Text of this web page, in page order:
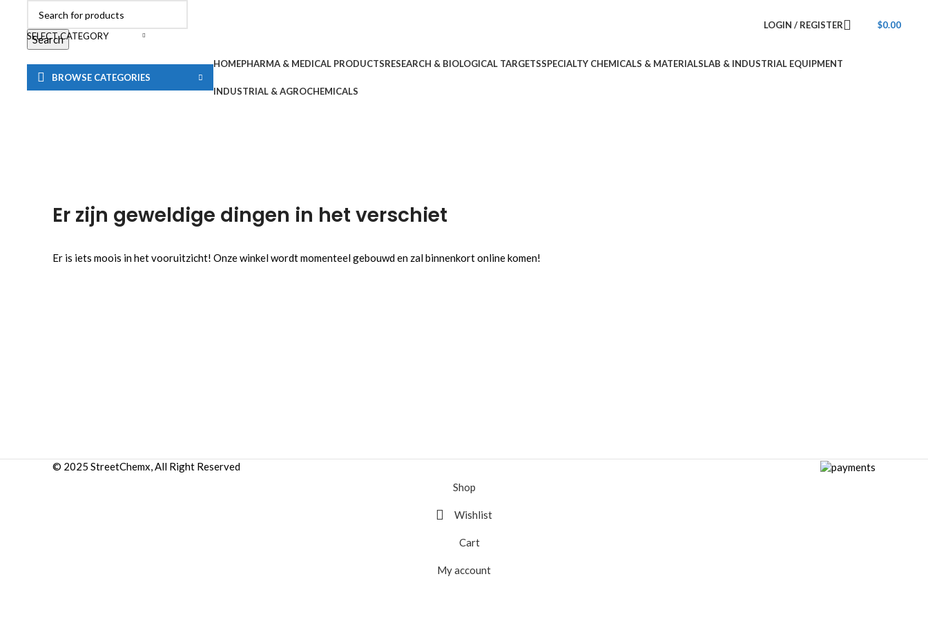
SELECT CATEGORY
Search
LOGIN / REGISTER $0.00
BROWSE CATEGORIES
HOMEPHARMA & MEDICAL PRODUCTSRESEARCH & BIOLOGICAL TARGETSSPECIALTY CHEMICALS & MATERIALSLAB & INDUSTRIAL EQUIPMENT
INDUSTRIAL & AGROCHEMICALS
Er zijn geweldige dingen in het verschiet
Er is iets moois in het vooruitzicht! Onze winkel wordt momenteel gebouwd en zal binnenkort online komen!
© 2025 StreetChemx, All Right Reserved
Shop
Wishlist
Cart
My account